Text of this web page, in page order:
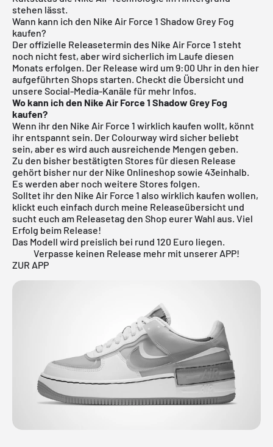
stehen lässt.
Wann kann ich den Nike Air Force 1 Shadow Grey Fog
kaufen?
Der offizielle Releasetermin des Nike Air Force 1 steht
noch nicht fest, aber wird sicherlich im Laufe diesen
Monats erfolgen. Der Release wird um 9:00 Uhr in den hier
aufgeführten Shops starten. Checkt die Übersicht und
unsere Social-Media-Kanäle für mehr Infos.
Wo kann ich den Nike Air Force 1 Shadow Grey Fog
kaufen?
Wenn ihr den Nike Air Force 1 wirklich kaufen wollt, könnt
ihr entspannt sein. Der Colourway wird sicher beliebt
sein, aber es wird auch ausreichende Mengen geben.
Zu den bisher bestätigten Stores für diesen Release
gehört bisher nur der Nike Onlineshop sowie 43einhalb.
Es werden aber noch weitere Stores folgen.
Solltet ihr den Nike Air Force 1 also wirklich kaufen wollen,
klickt euch einfach durch meine Releaseübersicht und
sucht euch am Releasetag den Shop eurer Wahl aus. Viel
Erfolg beim Release!
Das Modell wird preislich bei rund 120 Euro liegen.
Verpasse keinen Release mehr mit unserer APP!
ZUR APP